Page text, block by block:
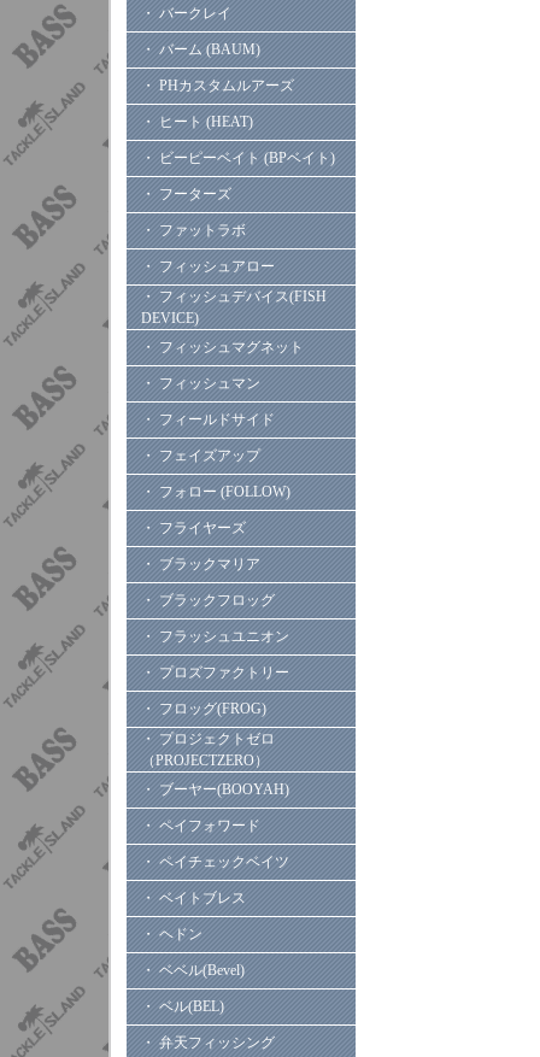
・ バークレイ
・ バーム (BAUM)
・ PHカスタムルアーズ
・ ヒート (HEAT)
・ ビーピーベイト (BPベイト)
・ フーターズ
・ ファットラボ
・ フィッシュアロー
・ フィッシュデバイス(FISH
DEVICE)
・ フィッシュマグネット
・ フィッシュマン
・ フィールドサイド
・ フェイズアップ
・ フォロー (FOLLOW)
・ フライヤーズ
・ ブラックマリア
・ ブラックフロッグ
・ フラッシュユニオン
・ プロズファクトリー
・ フロッグ(FROG)
・ プロジェクトゼロ
（PROJECTZERO）
・ ブーヤー(BOOYAH)
・ ペイフォワード
・ ペイチェックベイツ
・ ベイトブレス
・ ヘドン
・ ベベル(Bevel)
・ ベル(BEL)
・ 弁天フィッシング